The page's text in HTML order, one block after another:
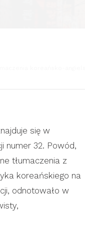
się w
numer 32. Powód,
tłumaczenia z
koreańskiego na
odnotowało w